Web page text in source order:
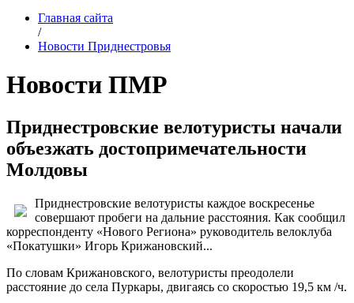
Главная сайта
/
Новости Приднестровья
Новости ПМР
Приднестровские велотуристы начали
объезжать достопримечательности
Молдовы
Приднестровские велотуристы каждое воскресенье
совершают пробеги на дальние расстояния. Как сообщил
корреспонденту «Нового Региона» руководитель велоклуба
«Покатушки» Игорь Крижановский...
По словам Крижановского, велотуристы преодолели
расстояние до села Пуркары, двигаясь со скоростью 19,5 км /ч.